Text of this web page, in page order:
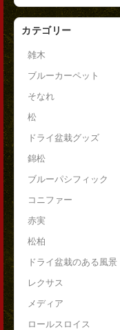
カテゴリー
雑木
ブルーカーペット
そなれ
松
ドライ盆栽グッズ
錦松
ブルーパシフィック
コニファー
赤実
松柏
ドライ盆栽のある風景
レクサス
メディア
ロールスロイス